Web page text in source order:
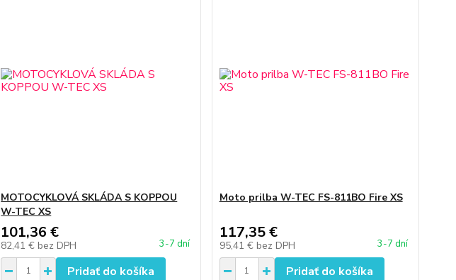
MOTOCYKLOVÁ SKLÁDA S KOPPOU
W-TEC XS
101,36 €
82,41 € bez DPH 3-7 dní
Pridať do košíka
Moto prilba W-TEC FS-811BO Fire XS
117,35 €
95,41 € bez DPH 3-7 dní
Pridať do košíka